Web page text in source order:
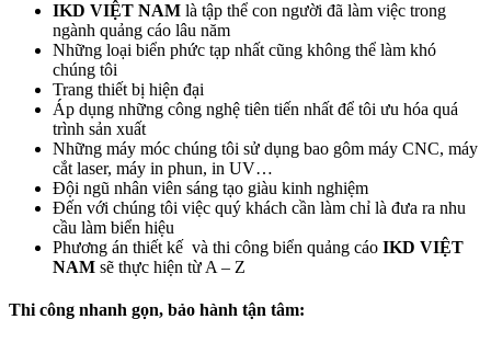
IKD VIỆT NAM là tập thể con người đã làm việc trong
ngành quảng cáo lâu năm
Những loại biển phức tạp nhất cũng không thể làm khó
chúng tôi
Trang thiết bị hiện đại
Áp dụng những công nghệ tiên tiến nhất để tôi ưu hóa quá
trình sản xuất
Những máy móc chúng tôi sử dụng bao gôm máy CNC, máy
cắt laser, máy in phun, in UV…
Đội ngũ nhân viên sáng tạo giàu kinh nghiệm
Đến với chúng tôi việc quý khách cần làm chỉ là đưa ra nhu
cầu làm biển hiệu
Phương án thiết kế và thi công biển quảng cáo IKD VIỆT
NAM sẽ thực hiện từ A – Z
Thi công nhanh gọn, bảo hành tận tâm: